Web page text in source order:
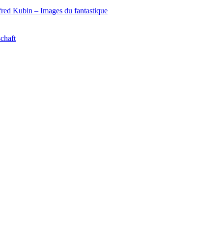
Kubin – Images du fantastique